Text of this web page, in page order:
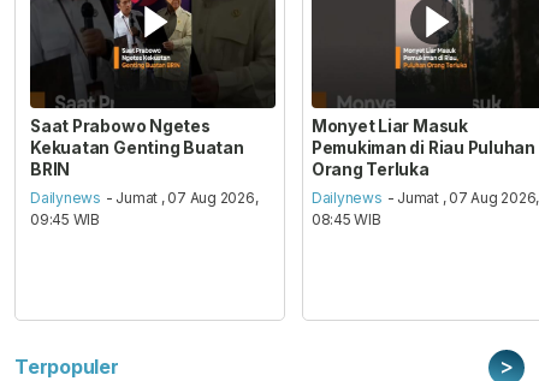
Saat Prabowo Ngetes
Kekuatan Genting Buatan
BRIN
Dailynews - Jumat , 07 Aug 2026,
09:45 WIB
Monyet Liar Masuk
Pemukiman di Riau Puluhan
Orang Terluka
Dailynews - Jumat , 07 Aug 2026,
08:45 WIB
Terpopuler >